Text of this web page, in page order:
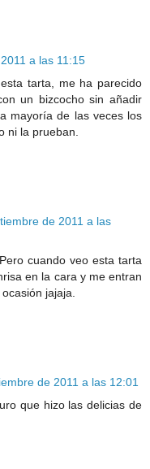
a las 11:15
tarta, me ha parecido
un bizcocho sin añadir
mayoría de las veces los
ni la prueban.
de 2011 a las
cuando veo esta tarta
en la cara y me entran
jajaja.
de 2011 a las 12:01
que hizo las delicias de